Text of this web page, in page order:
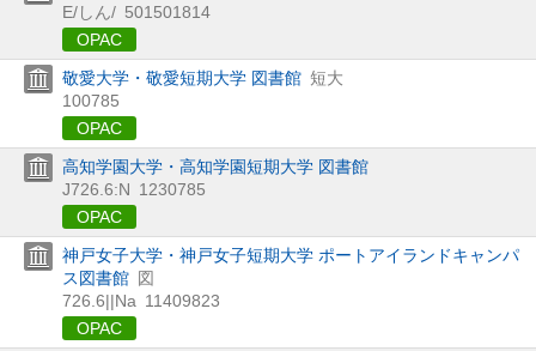
E/しん/ 501501814
OPAC
敬愛大学・敬愛短期大学 図書館 短大
100785
OPAC
高知学園大学・高知学園短期大学 図書館
J726.6:N 1230785
OPAC
神戸女子大学・神戸女子短期大学 ポートアイランドキャンパ
ス図書館 図
726.6||Na 11409823
OPAC